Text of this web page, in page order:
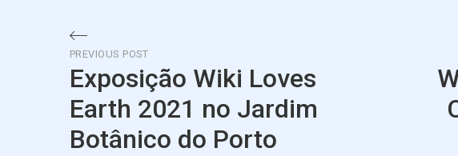
Navegação
de
artigos
PREVIOUS POST
Exposição Wiki Loves
Earth 2021 no Jardim
Botânico do Porto